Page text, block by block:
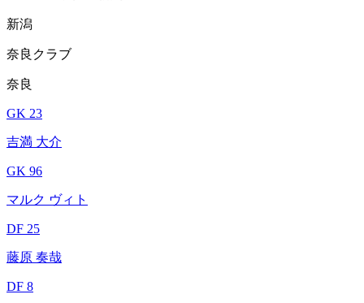
新潟
奈良クラブ
奈良
GK 23
吉満 大介
GK 96
マルク ヴィト
DF 25
藤原 奏哉
DF 8